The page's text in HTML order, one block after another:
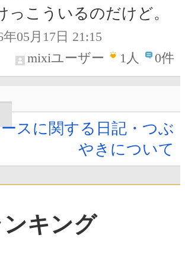
っこういるのだけど。
年05月17日 21:15
mixiユーザー
1人 0件
スに関する日記・つぶ
やきについて
キング